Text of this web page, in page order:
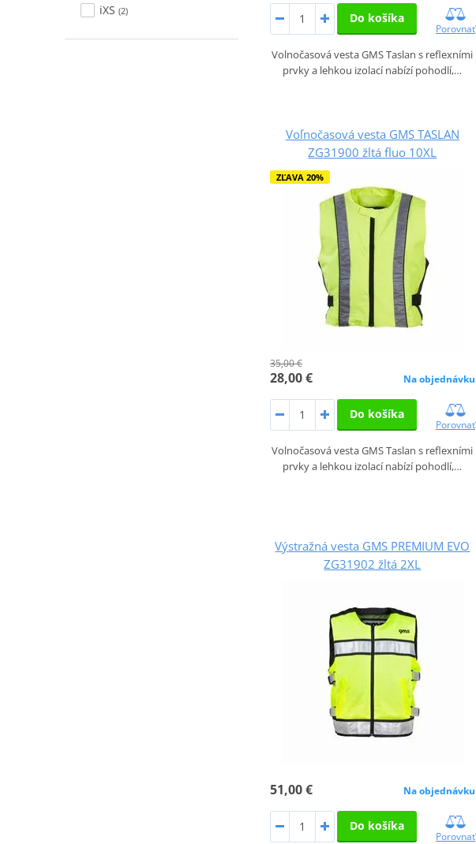
iXS (2) Do košíka
Porovnať
Volnočasová vesta GMS Taslan s reflexními
prvky a lehkou izolací nabízí pohodlí,…
Voľnočasová vesta GMS TASLAN
ZG31900 žltá fluo 10XL
ZĽAVA 20%
35,00 €
28,00 € Na objednávku
Do košíka
Porovnať
Volnočasová vesta GMS Taslan s reflexními
prvky a lehkou izolací nabízí pohodlí,…
Výstražná vesta GMS PREMIUM EVO
ZG31902 žltá 2XL
51,00 € Na objednávku
Do košíka
Porovnať